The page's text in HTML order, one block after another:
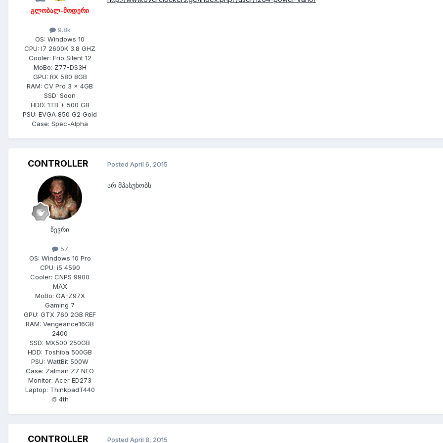
გლობალ-მოდერი
9.8k
OS: Windows 10
CPU: I7 2600K 3.8 GHZ
Cooler: Frio Silent 12
MoBo: Z77-DS3H
GPU: RX 580 8GB
RAM: CV Pro 3 x 4GB
SSD: Soon
HDD: 1TB + 500 GB
PSU: EVGA 850 G2 Gold
Case: Spec-Alpha
CONTROLLER
წევრი
57
OS: Windows 10 Pro
CPU: i5 4590
Cooler: CNPS 9900
MAX
MoBo: GA-Z97X
Gaming 7
GPU: GTX 760 2GB REF
RAM: Vengeance16GB
2400
SSD: MX500 250GB
HDD: Toshiba 500GB
PSU: WattBit 500W
Case: Zalman Z7 NEO
Monitor: Acer ED273
Laptop: ThinkpadT440
i5 4th
Posted April 6, 2015
არ მპასუხობს
CONTROLLER Posted April 8, 2015